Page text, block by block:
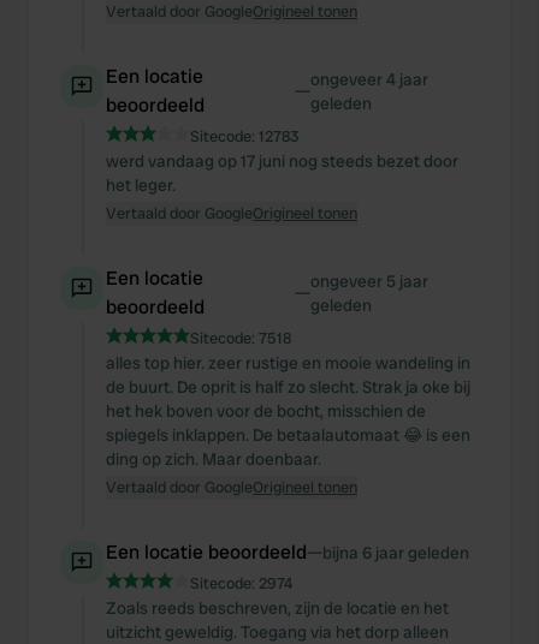
Vertaald door GoogleOrigineel tonen
Een locatie
beoordeeld
—ongeveer 4 jaar
geleden
Sitecode: 12783
werd vandaag op 17 juni nog steeds bezet door
het leger.
Vertaald door GoogleOrigineel tonen
Een locatie
beoordeeld
—ongeveer 5 jaar
geleden
Sitecode: 7518
alles top hier. zeer rustige en mooie wandeling in
de buurt. De oprit is half zo slecht. Strak ja oke bij
het hek boven voor de bocht, misschien de
spiegels inklappen. De betaalautomaat 😂 is een
ding op zich. Maar doenbaar.
Vertaald door GoogleOrigineel tonen
Een locatie beoordeeld—bijna 6 jaar geleden
Sitecode: 2974
Zoals reeds beschreven, zijn de locatie en het
uitzicht geweldig. Toegang via het dorp alleen